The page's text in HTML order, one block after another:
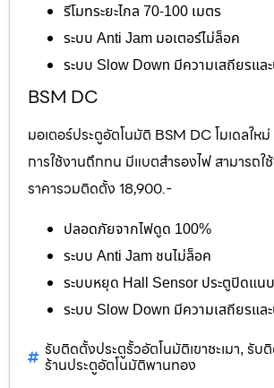
รีโมทระยะไกล 70-100 เมตร
ระบบ Anti Jam มอเตอร์ไม่ล็อค
ระบบ Slow Down มีความเสถียรแล
BSM DC
มอเตอร์ประตูอัตโนมัติ BSM DC โมเดลให
การใช้งานถึกทน มีแบตสำรองไฟ สามารถใ
ราคารวมติดตั้ง 18,900.-
ปลอดภัยจากไฟดูด 100%
ระบบ Anti Jam ชนไม่ล็อค
ระบบหยุด Hall Sensor ประตูปิดแน
ระบบ Slow Down มีความเสถียรแล
รับติดตั้งประตูรั้วอัตโนมัติเขาชะเมา, รับ
ร้านประตูอัตโนมัติพานทอง